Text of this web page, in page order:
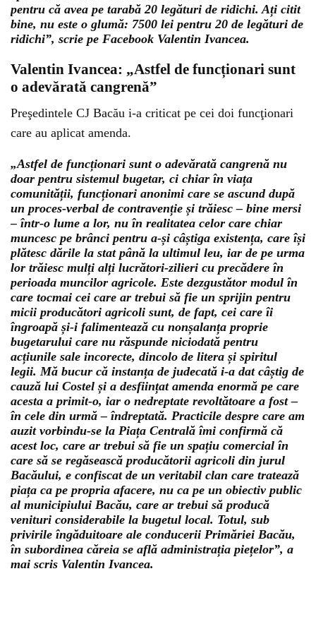
pentru că avea pe tarabă 20 legături de ridichi. Ați citit
bine, nu este o glumă: 7500 lei pentru 20 de legături de
ridichi”, scrie pe Facebook Valentin Ivancea.
Valentin Ivancea: „Astfel de funcționari sunt
o adevărată cangrenă”
Preşedintele CJ Bacău i-a criticat pe cei doi funcţionari
care au aplicat amenda.
„Astfel de funcționari sunt o adevărată cangrenă nu
doar pentru sistemul bugetar, ci chiar în viața
comunității, funcționari anonimi care se ascund după
un proces-verbal de contravenție și trăiesc – bine mersi
– într-o lume a lor, nu în realitatea celor care chiar
muncesc pe brânci pentru a-și câștiga existența, care își
plătesc dările la stat până la ultimul leu, iar de pe urma
lor trăiesc mulți alți lucrători-zilieri cu precădere în
perioada muncilor agricole. Este dezgustător modul în
care tocmai cei care ar trebui să fie un sprijin pentru
micii producători agricoli sunt, de fapt, cei care îi
îngroapă și-i falimentează cu nonșalanța proprie
bugetarului care nu răspunde niciodată pentru
acțiunile sale incorecte, dincolo de litera și spiritul
legii. Mă bucur că instanța de judecată i-a dat câștig de
cauză lui Costel și a desființat amenda enormă pe care
acesta a primit-o, iar o nedreptate revoltătoare a fost –
în cele din urmă – îndreptată. Practicile despre care am
auzit vorbindu-se la Piața Centrală îmi confirmă că
acest loc, care ar trebui să fie un spațiu comercial în
care să se regăsească producătorii agricoli din jurul
Bacăului, e confiscat de un veritabil clan care tratează
piața ca pe propria afacere, nu ca pe un obiectiv public
al municipiului Bacău, care ar trebui să producă
venituri considerabile la bugetul local. Totul, sub
privirile îngăduitoare ale conducerii Primăriei Bacău,
în subordinea căreia se află administrația piețelor”, a
mai scris Valentin Ivancea.